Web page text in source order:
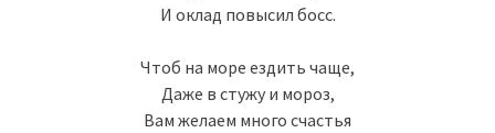
И оклад повысил босс.
Чтоб на море ездить чаще,
Даже в стужу и мороз,
Вам желаем много счастья